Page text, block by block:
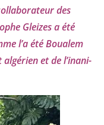
des
Gleizesa été
l’a été Boualem
algé­rien et de l’i­na­ni­